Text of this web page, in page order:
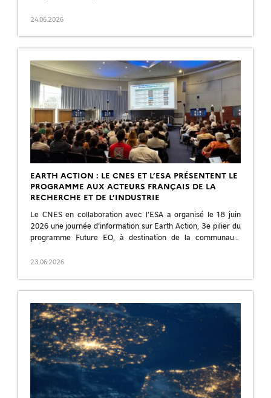
[…]
24.06.2026
EARTH ACTION : LE CNES ET L’ESA PRÉSENTENT LE
PROGRAMME AUX ACTEURS FRANÇAIS DE LA
RECHERCHE ET DE L’INDUSTRIE
Le CNES en collaboration avec l’ESA a organisé le 18 juin
2026 une journée d’information sur Earth Action, 3e pilier du
programme Future EO, à destination de la communauté
23.06.2026